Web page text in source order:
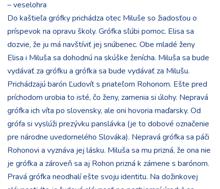
– veselohra
Do kaštieľa grófky prichádza otec Miluše so žiadosťou o
príspevok na opravu školy. Grófka sľúbi pomoc. Elisa sa
dozvie, že ju má navštíviť jej snúbenec. Obe mladé ženy
Elisa i Miluša sa dohodnú na skúške ženícha. Miluša sa bude
vydávať za grófku a grófka sa bude vydávať za Milušu.
Prichádzajú barón Ľudovít s priateľom Rohonom. Ešte pred
príchodom urobia to isté, čo ženy, zamenia si úlohy. Nepravá
grófka ich víta po slovensky, ale oni hovoria maďarsky. Od
grófa si vyslúži prezývku panslávka (je to dobové označenie
pre národne uvedomelého Slováka). Nepravá grófka sa páči
Rohonovi a vyznáva jej lásku. Miluša sa mu prizná, že ona nie
je grófka a zároveň sa aj Rohon prizná k zámene s barónom.
Pravá grófka neodhalí ešte svoju identitu. Na dožinkovej